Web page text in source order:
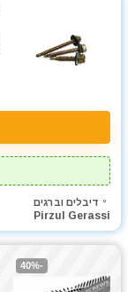
דיבלים וברגים
Pirzul Gerassi
-40%